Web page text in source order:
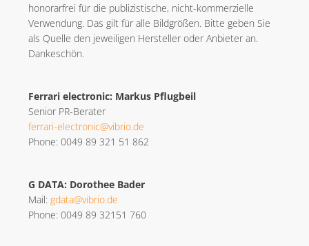
honorarfrei für die publizistische, nicht-kommerzielle
Verwendung. Das gilt für alle Bildgrößen. Bitte geben Sie
als Quelle den jeweiligen Hersteller oder Anbieter an.
Dankeschön.
Ferrari electronic: Markus Pflugbeil
Senior PR-Berater
ferrari-electronic@vibrio.de
Phone: 0049 89 321 51 862
G DATA: Dorothee Bader
Mail: gdata@vibrio.de
Phone: 0049 89 32151 760